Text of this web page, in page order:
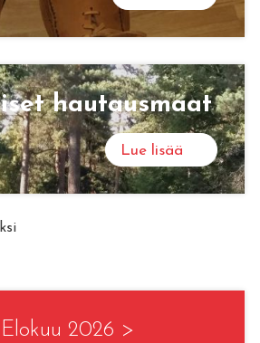
hau­taus­maat
Lue lisää
Elokuu 2026 >